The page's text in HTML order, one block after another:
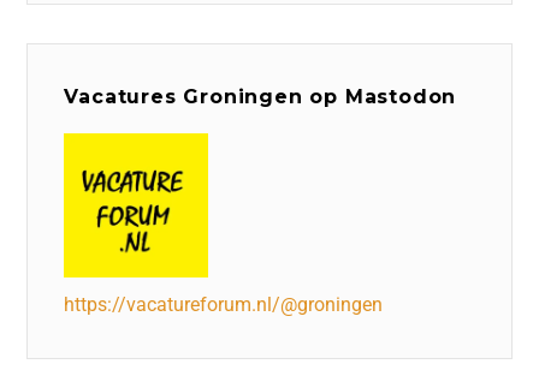
Vacatures Groningen op Mastodon
https://vacatureforum.nl/@groningen